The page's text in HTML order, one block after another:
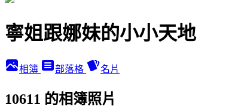
寧姐跟娜妹的小小天地
相簿 部落格 名片
10611 的相簿照片